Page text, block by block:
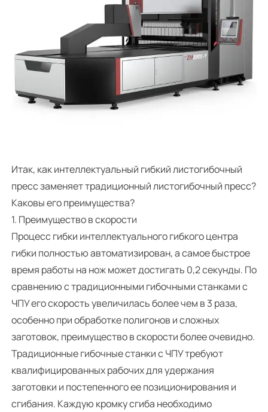
Итак, как интеллектуальный гибкий листогибочный
пресс заменяет традиционный листогибочный пресс?
Каковы его преимущества?
1. Преимущество в скорости
Процесс гибки интеллектуального гибкого центра
гибки полностью автоматизирован, а самое быстрое
время работы на нож может достигать 0,2 секунды. По
сравнению с традиционными гибочными станками с
ЧПУ его скорость увеличилась более чем в 3 раза,
особенно при обработке полигонов и сложных
заготовок, преимущество в скорости более очевидно.
Традиционные гибочные станки с ЧПУ требуют
квалифицированных рабочих для удержания
заготовки и постепенного ее позиционирования и
сгибания. Каждую кромку сгиба необходимо